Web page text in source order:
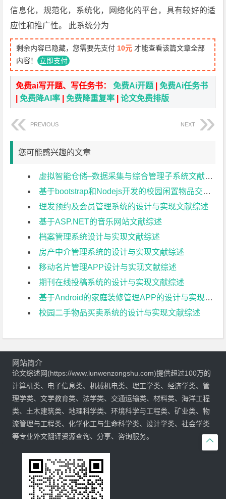
信息化，规范化，系统化，网络化的平台，具有较好的适
应性和推广性。 此系统分为
剩余内容已隐藏，您需要先支付 10元 才能查看该篇文章全部
内容！ 立即支付
免费ai写开题、写任务书：免费Ai开题 |免费Ai任务书
|免费降AI率 |免费降重复率 |论文免费排版
PREVIOUS NEXT
您可能感兴趣的文章
虚拟智能仓储–数据采集与综合管理子系统文献综述
基于bootstrap和Nodejs开发的校园闲置物品交易平台文献综述
理发预约及会员管理系统的设计与实现文献综述
基于ASP.NET的音乐网站文献综述
档案管理系统设计与实现文献综述
房产中介管理系统的设计与实现文献综述
移动名片管理APP设计与实现文献综述
期刊在线投稿系统的设计与实现文献综述
基于Android的家庭装修管理APP的设计与实现文献综述
校园二手物品买卖系统的设计与实现文献综述

网站简介
论文综述网(https://www.lunwenzongshu.com)提供超过100万的
计算机类、电子信息类、机械机电类、理工学类、经济学类、管
理学类、文学教育类、法学类、交通运输类、材料类、海洋工程
类、土木建筑类、地理科学类、环境科学与工程类、矿业类、物
流管理与工程类、化学化工与生命科学类、设计学类、社会学类
等专业外文翻译资源查询、分享、咨询服务。